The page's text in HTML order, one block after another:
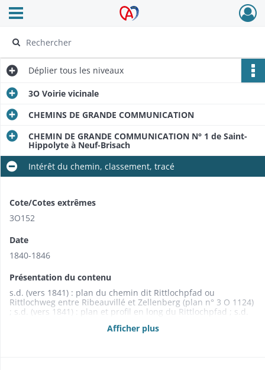
Archives Alsace - Colmar
Ouvrir le menu déroulant
Déplier tous les niveaux
3O Voirie vicinale
CHEMINS DE GRANDE COMMUNICATION
CHEMIN DE GRANDE COMMUNICATION N° 1 de Saint-
Hippolyte à Neuf-Brisach
Intérêt du chemin, classement, tracé
Cote/Cotes extrêmes
3O152
Date
1840-1846
Présentation du contenu
s.d. (vers 1841) : plan du chemin dit Rittlochpfad ou
Rittlochweg entre Ribeauvillé et Zellenberg (plan n° 3 O 1124)
; s.d. (vers 1841) : plan et profil en long du Rittlochpfad ; s.d.
profil en long d'une partie du Rittlochpfad ; s.d. (vers 1841) :
Afficher plus